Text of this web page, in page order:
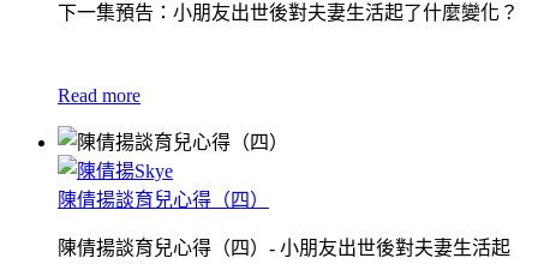
下一集預告：小朋友出世後對夫妻生活起了什麼變化？
Read more
陳倩揚談育兒心得（四）
陳倩揚談育兒心得（四）- 小朋友出世後對夫妻生活起